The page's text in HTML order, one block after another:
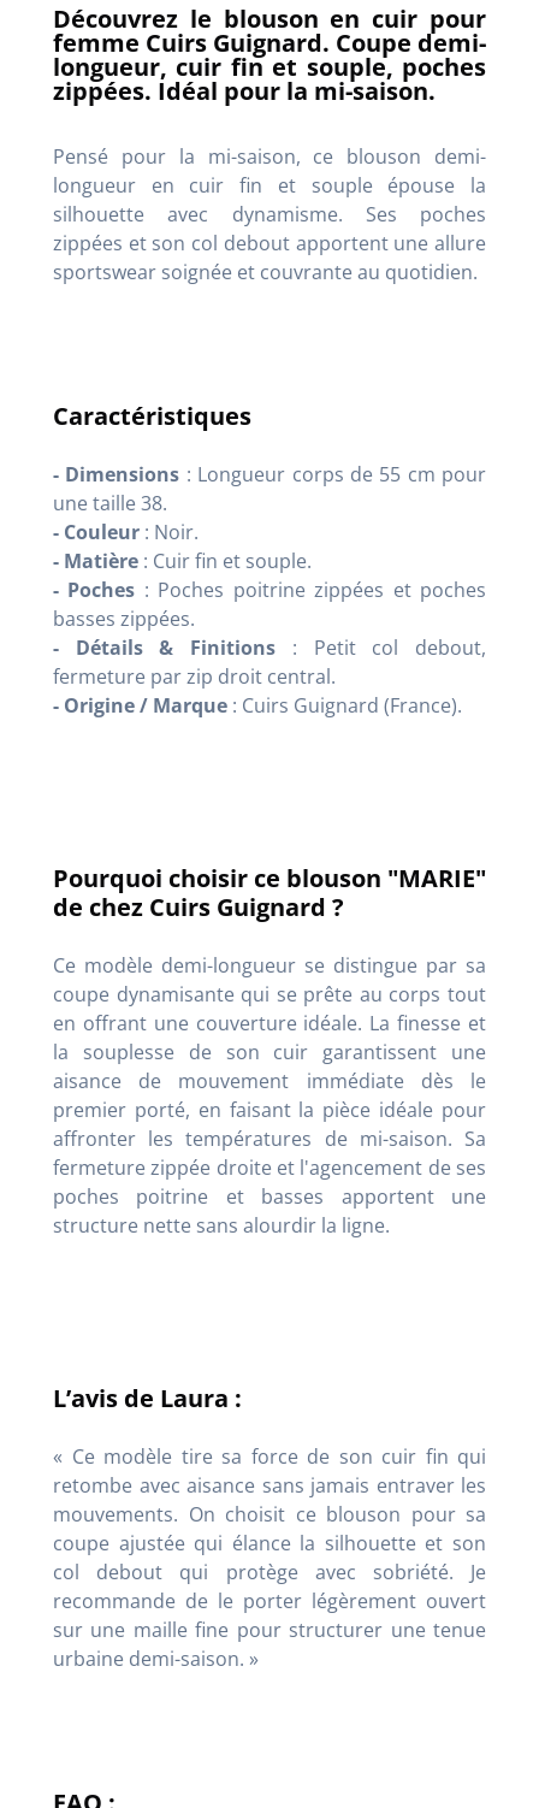
Découvrez le blouson en cuir pour
femme Cuirs Guignard. Coupe demi-
longueur, cuir fin et souple, poches
zippées. Idéal pour la mi-saison.
Pensé pour la mi-saison, ce blouson demi-
longueur en cuir fin et souple épouse la
silhouette avec dynamisme. Ses poches
zippées et son col debout apportent une allure
sportswear soignée et couvrante au quotidien.
Caractéristiques
- Dimensions : Longueur corps de 55 cm pour
une taille 38.
- Couleur : Noir.
- Matière : Cuir fin et souple.
- Poches : Poches poitrine zippées et poches
basses zippées.
- Détails & Finitions : Petit col debout,
fermeture par zip droit central.
- Origine / Marque : Cuirs Guignard (France).
Pourquoi choisir ce blouson "MARIE"
de chez Cuirs Guignard ?
Ce modèle demi-longueur se distingue par sa
coupe dynamisante qui se prête au corps tout
en offrant une couverture idéale. La finesse et
la souplesse de son cuir garantissent une
aisance de mouvement immédiate dès le
premier porté, en faisant la pièce idéale pour
affronter les températures de mi-saison. Sa
fermeture zippée droite et l'agencement de ses
poches poitrine et basses apportent une
structure nette sans alourdir la ligne.
L’avis de Laura :
« Ce modèle tire sa force de son cuir fin qui
retombe avec aisance sans jamais entraver les
mouvements. On choisit ce blouson pour sa
coupe ajustée qui élance la silhouette et son
col debout qui protège avec sobriété. Je
recommande de le porter légèrement ouvert
sur une maille fine pour structurer une tenue
urbaine demi-saison. »